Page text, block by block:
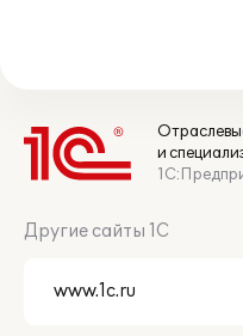
и
Другие сайты 1С